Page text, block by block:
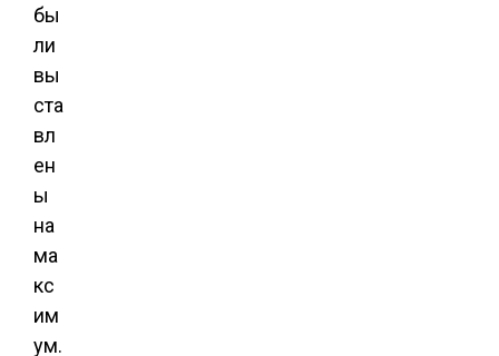
бы
ли
вы
ста
вл
ен
ы
на
ма
кс
им
ум.